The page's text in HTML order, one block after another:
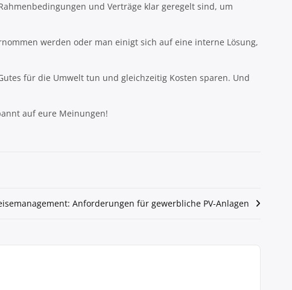
und Verträge klar geregelt sind, um
werden oder man einigt sich auf eine interne Lösung,
für die Umwelt tun und gleichzeitig Kosten sparen. Und
auf eure Meinungen!
Anforderungen für gewerbliche PV-Anlagen